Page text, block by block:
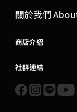
關於我們
商店介紹
社群連結